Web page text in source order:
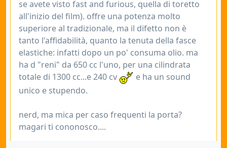
se avete visto fast and furious, quella di toretto
all'inizio del film). offre una potenza molto
superiore al tradizionale, ma il difetto non è
tanto l'affidabilità, quanto la tenuta della fasce
elastiche: infatti dopo un po' consuma olio. ma
ha d "reni" da 650 cc l'uno, per una cilindrata
totale di 1300 cc...e 240 cv
e ha un sound
unico e stupendo.
nerd, ma mica per caso frequenti la porta?
magari ti cononosco....